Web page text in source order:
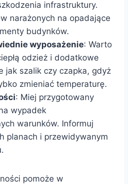
infrastruktury.
narażonych na opadające
budynków.
wyposażenie: Warto
odzież i dodatkowe
jak szalik czy czapka, gdyż
zmieniać temperaturę.
: Miej przygotowany
wypadek
warunków. Informuj
planach i przewidywanym
pomoże w